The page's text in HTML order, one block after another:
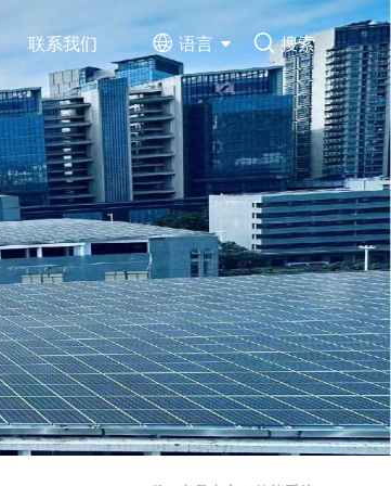
联系我们 语言 搜索